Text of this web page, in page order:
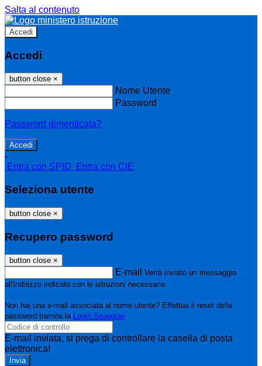
Salta al contenuto
Accedi
Accedi
button close ×
Nome Utente
Password
Password dimenticata?
-
Entra con SPID
Entra con CIE
Seleziona utente
button close ×
Recupero password
button close ×
E-mail Verrà inviato un messaggio
all'indirizzo indicato con le istruzioni necessarie.
Non hai una e-mail associata al nome utente? Effettua il reset della
password tramite la Login Spaggiari
E-mail inviata, si prega di controllare la casella di posta
elettronica!